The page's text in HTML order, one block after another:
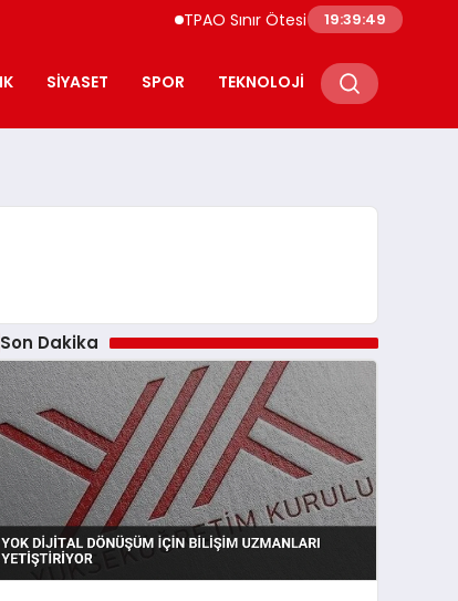
TPAO Sınır Ötesi Ortaklıklarını
19:39:50
SIYASET SPOR TEKNOLOJI
Son Dakika